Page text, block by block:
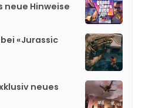
neue Hinweise
«Jurassic
neues